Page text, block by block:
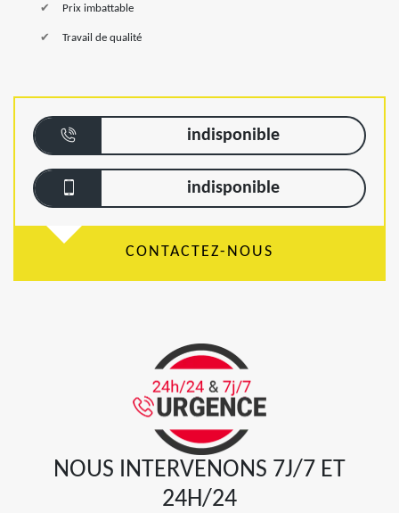
Prix imbattable
Travail de qualité
indisponible
indisponible
CONTACTEZ-NOUS
NOUS INTERVENONS 7J/7 ET
24H/24